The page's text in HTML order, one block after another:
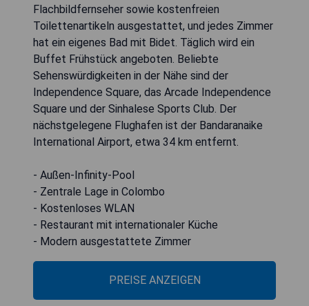
Flachbildfernseher sowie kostenfreien
Toilettenartikeln ausgestattet, und jedes Zimmer
hat ein eigenes Bad mit Bidet. Täglich wird ein
Buffet Frühstück angeboten. Beliebte
Sehenswürdigkeiten in der Nähe sind der
Independence Square, das Arcade Independence
Square und der Sinhalese Sports Club. Der
nächstgelegene Flughafen ist der Bandaranaike
International Airport, etwa 34 km entfernt.
- Außen-Infinity-Pool
- Zentrale Lage in Colombo
- Kostenloses WLAN
- Restaurant mit internationaler Küche
- Modern ausgestattete Zimmer
PREISE ANZEIGEN